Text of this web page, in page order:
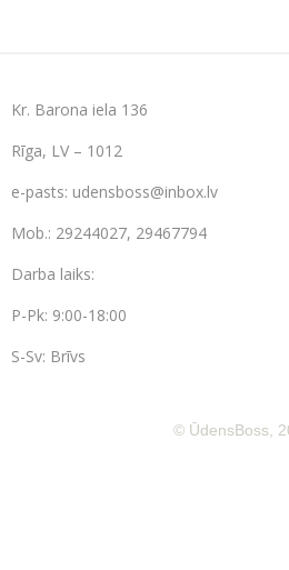
Kr. Barona iela 136
Rīga, LV – 1012
e-pasts: udensboss@inbox.lv
Mob.: 29244027, 29467794
Darba laiks:
P-Pk: 9:00-18:00
S-Sv: Brīvs
© ŪdensBoss,